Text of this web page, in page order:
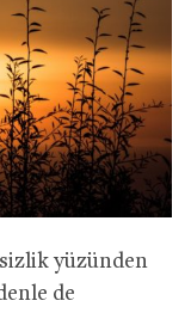
yüzünden
de